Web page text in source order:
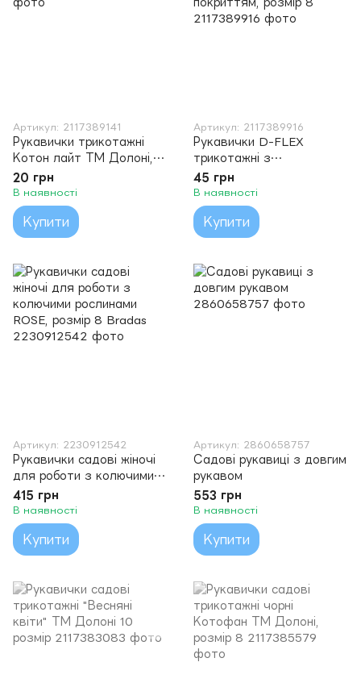
Артикул: 2117389141
Рукавички трикотажні
Котон лайт ТМ Долоні,
розмір 10
20 грн
В наявності
Купити
Артикул: 2117389916
Рукавички D-FLEX
трикотажні з
поліуретановим
покриттям, розмір 8
45 грн
В наявності
Купити
Артикул: 2230912542
Рукавички садові жіночі
для роботи з колючими
рослинами ROSE, розмір
8 Bradas
415 грн
В наявності
Купити
Артикул: 2860658757
Садові рукавиці з довгим
рукавом
553 грн
В наявності
Купити